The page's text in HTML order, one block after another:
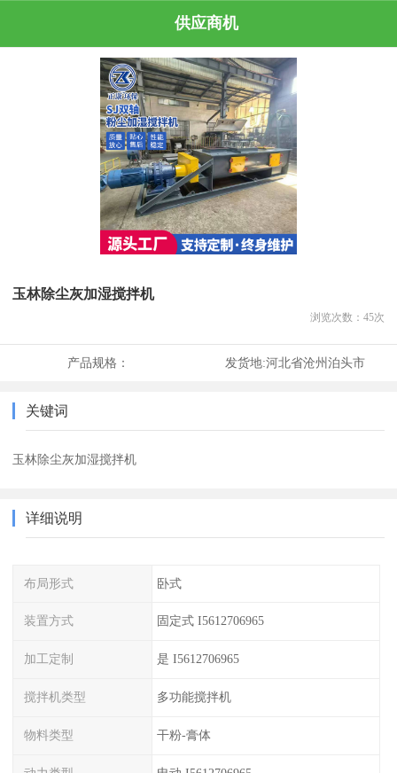
供应商机
玉林除尘灰加湿搅拌机
浏览次数： 45次
产品规格： 发货地:河北省沧州泊头市
关键词
玉林除尘灰加湿搅拌机
详细说明
布局形式 卧式
装置方式 固定式 I5612706965
加工定制 是 I5612706965
搅拌机类型 多功能搅拌机
物料类型 干粉-膏体